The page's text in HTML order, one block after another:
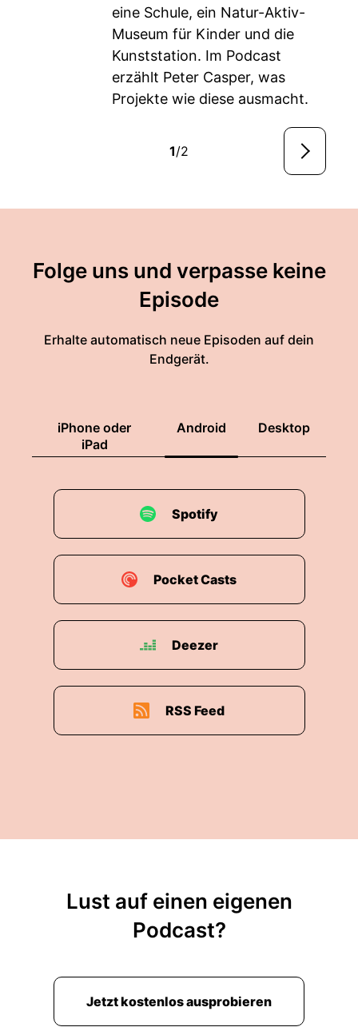
eine Schule, ein Natur-Aktiv-
Museum für Kinder und die
Kunststation. Im Podcast
erzählt Peter Casper, was
Projekte wie diese ausmacht.
1/2
Folge uns und verpasse keine
Episode
Erhalte automatisch neue Episoden auf dein
Endgerät.
iPhone oder
iPad
Android Desktop
Spotify
Pocket Casts
Deezer
RSS Feed
Lust auf einen eigenen
Podcast?
Jetzt kostenlos ausprobieren